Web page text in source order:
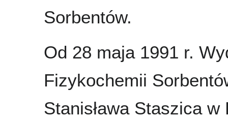
Sorbentów.
Od 28 maja 1991 r.
Fizykochemii
Stanisława Staszica w